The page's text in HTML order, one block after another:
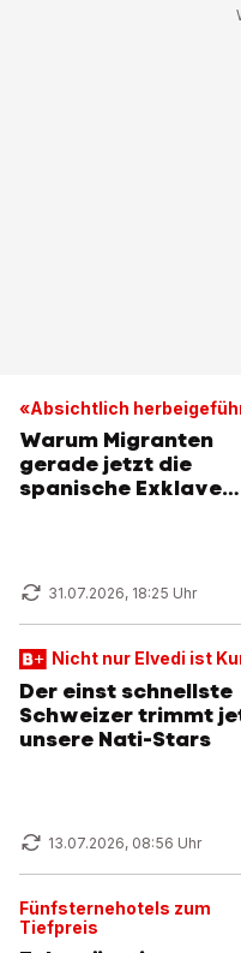
«Absichtlich
Warum Migranten
gerade jetzt die
spanische Exklave
31.07.2026, 18:25 Uhr
Nicht nur Elvedi ist
Der einst schnellste
Schweizer trimmt
unsere Nati-Stars
13.07.2026, 08:56 Uhr
Fünfsternehotels zum
Tiefpreis